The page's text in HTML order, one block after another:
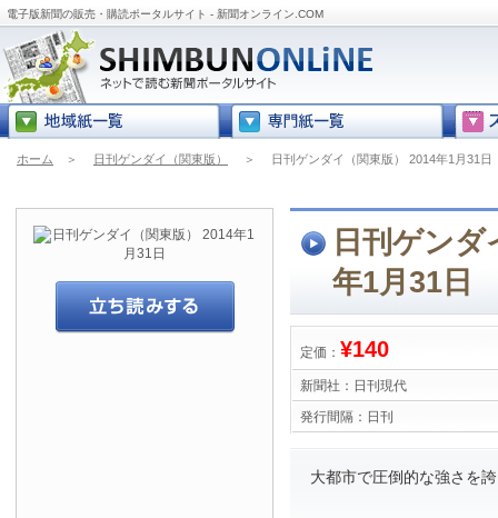
電子版新聞の販売・購読ポータルサイト - 新聞オンライン.COM
ホーム ＞ 日刊ゲンダイ（関東版） ＞ 日刊ゲンダイ（関東版） 2014年1月31日
日刊ゲン
年1月31日
定価： ¥140
新聞社： 日刊現代
発行間隔： 日刊
大都市で圧倒的な強さを